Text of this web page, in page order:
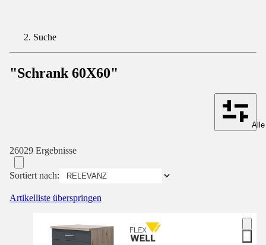
Suche
"Schrank 60X60"
26029 Ergebnisse
Sortiert nach:
Artikelliste überspringen